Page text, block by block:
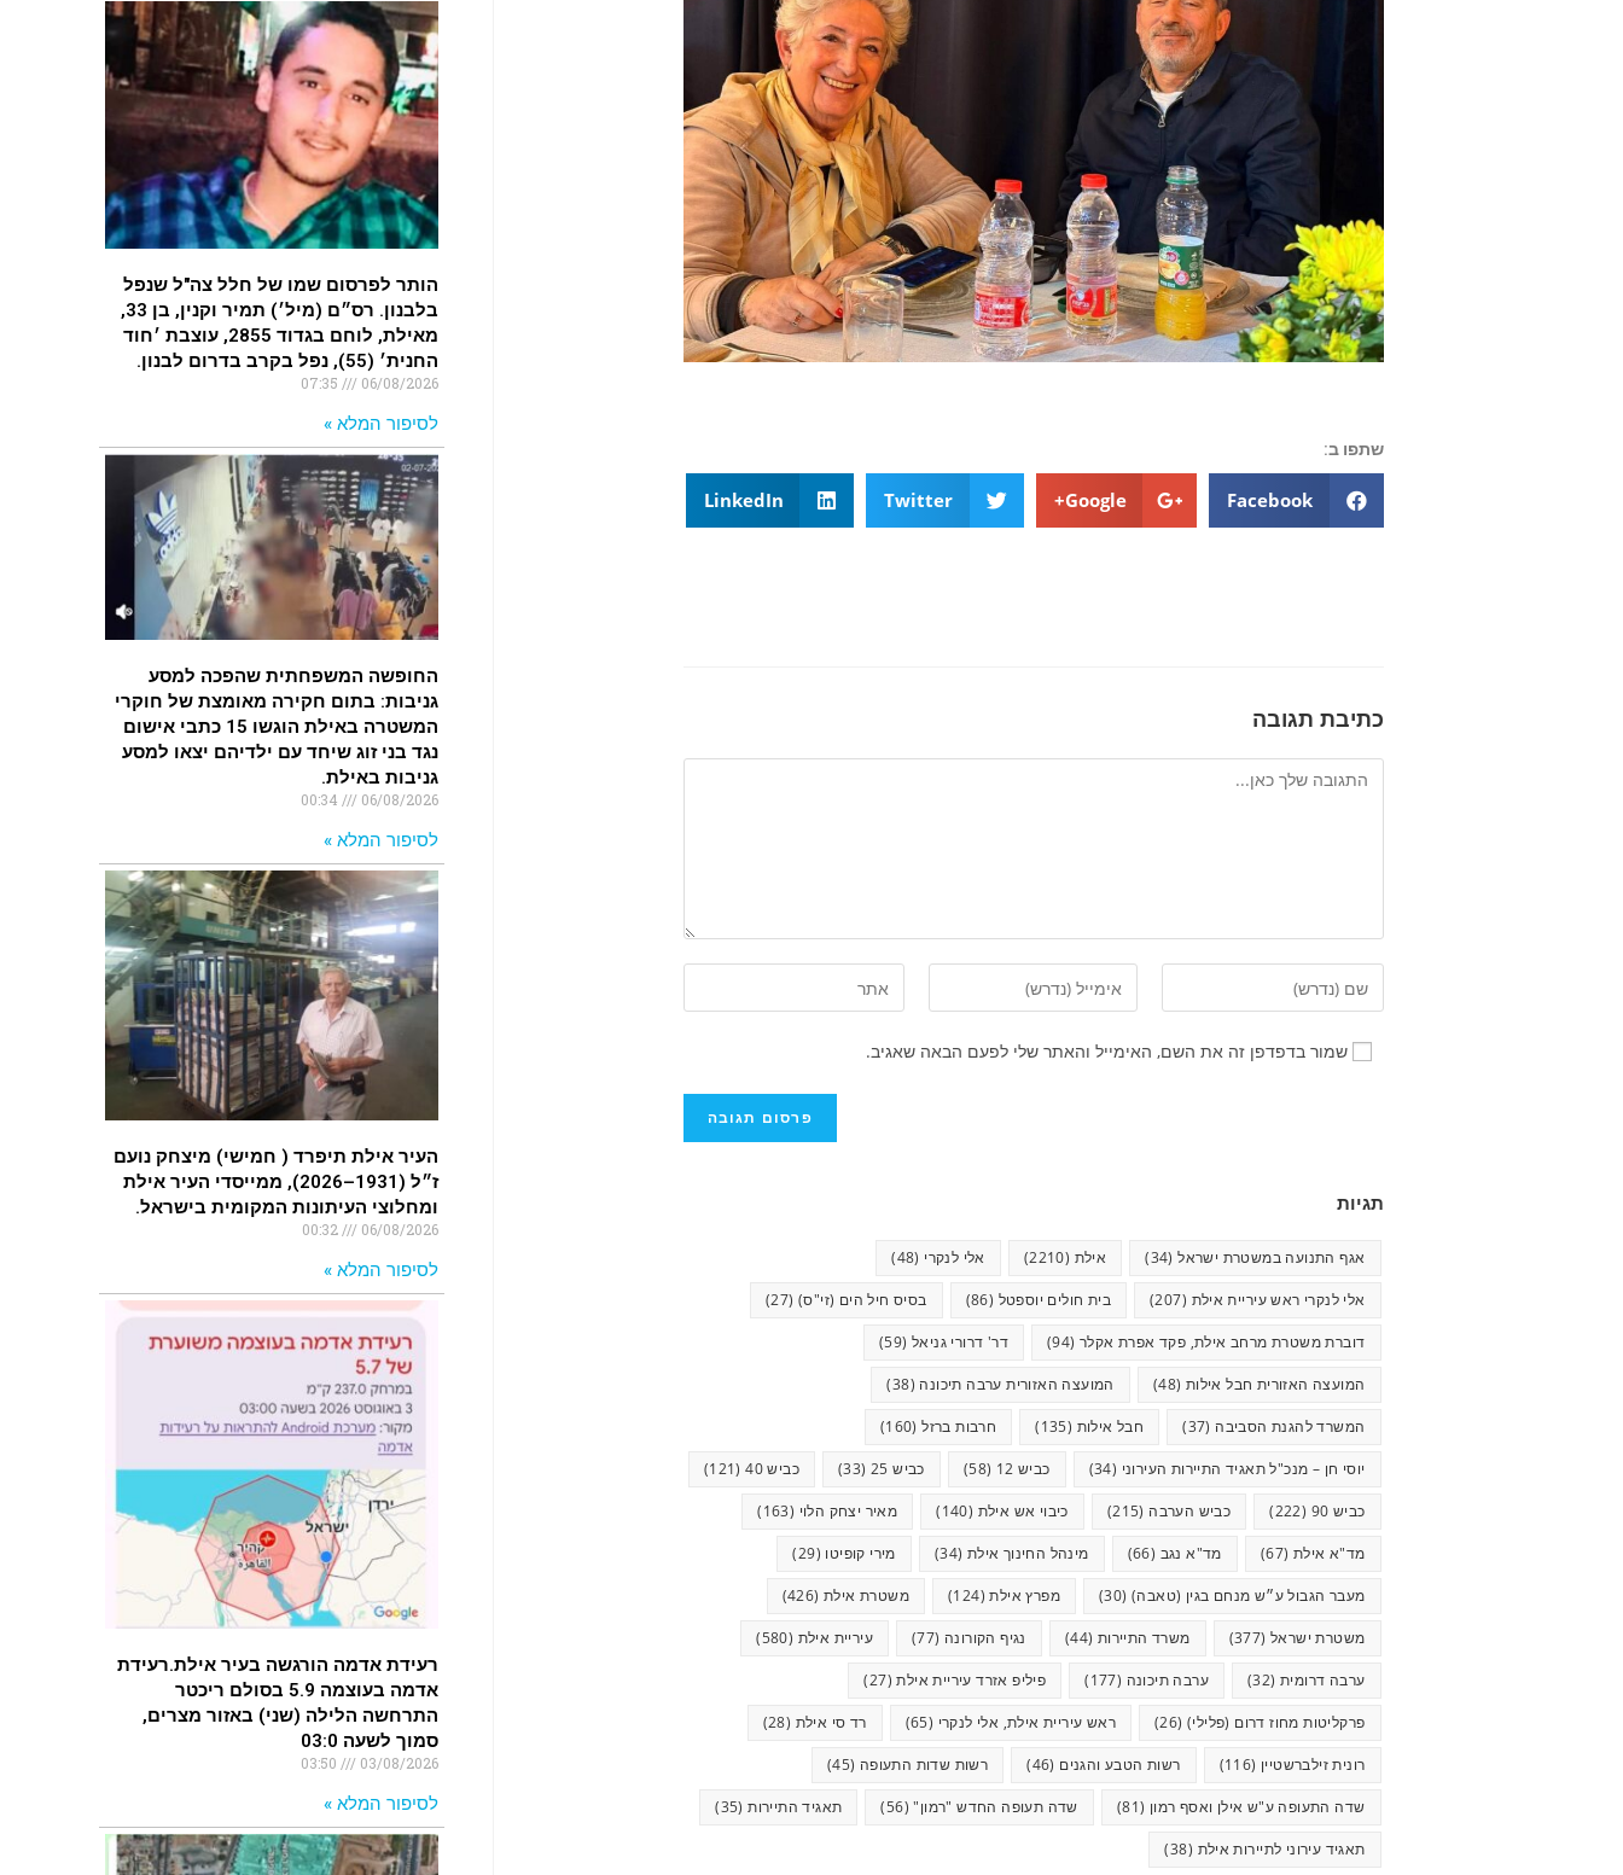
שתפו ב:
Facebook
Google+
Twitter
LinkedIn
כתיבת תגובה
שמור בדפדפן זה את השם, האימייל והאתר שלי לפעם הבאה שאגיב.
תגיות
אגף התנועה במשטרת ישראל(34) אילת (2210) אלי לנקרי (48)
אלי לנקרי ראש עיריית אילת (207) בית חולים יוספטל (86) בסיס חיל הים (זי"ס)(27)
דוברת משטרת מרחב אילת, פקד אפרת אקלר(94) דר' דרורי גניאל(59)
המועצה האזורית חבל אילות (48) המועצה האזורית ערבה תיכונה (38)
המשרד להגנת הסביבה (37) חבל אילות (135) חרבות ברזל(160)
יוסי חן – מנכ"ל תאגיד התיירות העירוני (34) כביש 12 (58) כביש 25 (33) כביש 40 (121)
כביש 90 (222) כביש הערבה (215) כיבוי אש אילת (140) מאיר יצחק הלוי (163)
מד"א אילת (67) מד"א נגב (66) מינהל החינוך אילת (34) מירי קופיטו (29)
מעבר הגבול ע״ש מנחם בגין (טאבה)(30) מפרץ אילת(124) משטרת אילת(426)
משטרת ישראל(377) משרד התיירות (44) נגיף הקורונה (77) עיריית אילת (580)
ערבה דרומית(32) ערבה תיכונה (177) פיליפ אזרד עיריית אילת(27)
פרקליטות מחוז דרום (פלילי)(26) ראש עיריית אילת, אלי לנקרי (65) רד סי אילת (28)
רונית זילברשטיין (116) רשות הטבע והגנים (46) רשות שדות התעופה (45)
שדה התעופה ע"ש אילן ואסף רמון (81) שדה תעופה החדש "רמון"(56) תאגיד התיירות(35)
תאגיד עירוני לתיירות אילת (38)
הותר לפרסום שמו של חלל צה"ל שנפל
בלבנון. רס״ם (מיל׳) תמיר וקנין, בן 33,
מאילת, לוחם בגדוד 2855, עוצבת ׳חוד
החנית׳ (55), נפל בקרב בדרום לבנון.
06/08/2026
לסיפור המלא »
החופשה המשפחתית שהפכה למסע
גניבות: בתום חקירה מאומצת של חוקרי
המשטרה באילת הוגשו 15 כתבי אישום
נגד בני זוג שיחד עם ילדיהם יצאו למסע
גניבות באילת.
06/08/2026
לסיפור המלא »
העיר אילת תיפרד ( חמישי) מיצחק נועם
ז״ל (1931–2026), ממייסדי העיר אילת
ומחלוצי העיתונות המקומית בישראל.
06/08/2026
לסיפור המלא »
רעידת אדמה הורגשה בעיר אילת.רעידת
אדמה בעוצמה 5.9 בסולם ריכטר
התרחשה הלילה (שני) באזור מצרים,
סמוך לשעה 03:0
03/08/2026
לסיפור המלא »